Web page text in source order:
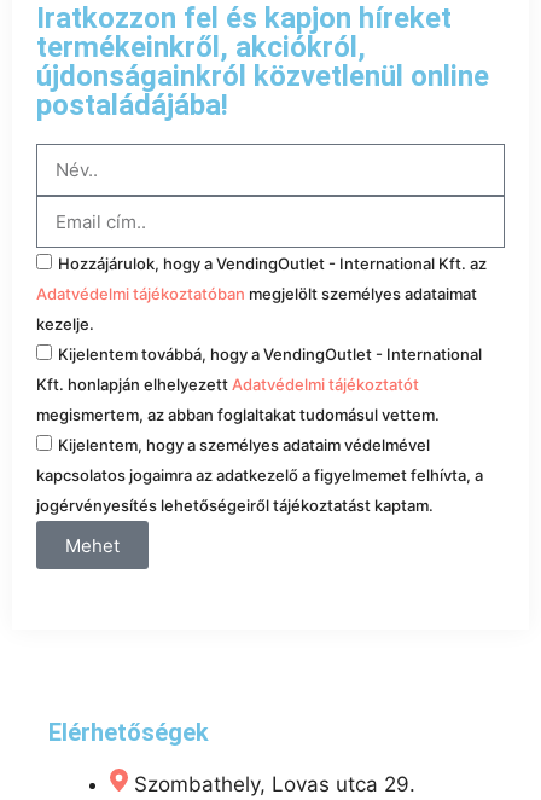
Iratkozzon fel és kapjon híreket
termékeinkről, akciókról,
újdonságainkról közvetlenül online
postaládájába!
Hozzájárulok, hogy a VendingOutlet - International Kft. az
Adatvédelmi tájékoztatóban megjelölt személyes adataimat
kezelje.
Kijelentem továbbá, hogy a VendingOutlet - International
Kft. honlapján elhelyezettAdatvédelmi tájékoztatót
megismertem, az abban foglaltakat tudomásul vettem.
Kijelentem, hogy a személyes adataim védelmével
kapcsolatos jogaimra az adatkezelő a figyelmemet felhívta, a
jogérvényesítés lehetőségeiről tájékoztatást kaptam.
Mehet
Elérhetőségek
Szombathely, Lovas utca 29.